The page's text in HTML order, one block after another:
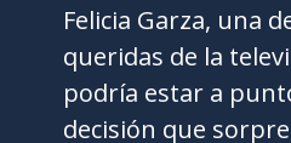
Felicia Garza, una
queridas de la
podría estar a
decisión que